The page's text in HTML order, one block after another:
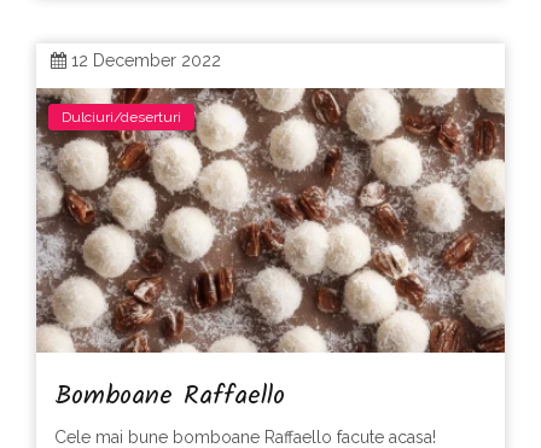
12 December 2022
Dulciuri/deserturi
Bomboane Raffaello
Cele mai bune bomboane Raffaello facute acasa!